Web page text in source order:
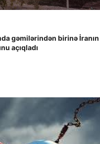
gəmilərindən birinə İranın
açıqladı